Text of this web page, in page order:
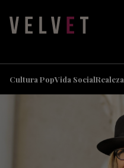
Cultura PopVida SocialRealeza